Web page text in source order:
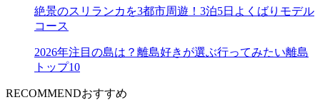
絶景のスリランカを3都市周遊！3泊5日よくばりモデル
コース
2026年注目の島は？離島好きが選ぶ行ってみたい離島
トップ10
RECOMMENDおすすめ